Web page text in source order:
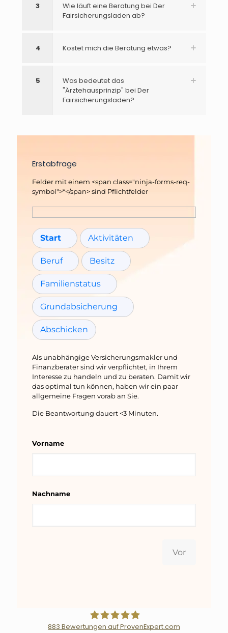
3
Wie läuft eine Beratung bei Der
Fairsicherungsladen ab?
4 Kostet mich die Beratung etwas?
5
Was bedeutet das
"Ärztehausprinzip" bei Der
Fairsicherungsladen?
Erstabfrage
Felder mit einem <span class="ninja-forms-req-
symbol">*</span> sind Pflichtfelder
Start Aktivitäten
Beruf Besitz
Familienstatus
Grundabsicherung
Abschicken
Als unabhängige Versicherungsmakler und
Finanzberater sind wir verpflichtet, in Ihrem
Interesse zu handeln und zu beraten. Damit wir
das optimal tun können, haben wir ein paar
allgemeine Fragen vorab an Sie.
Die Beantwortung dauert <3 Minuten.
Vorname
Nachname
883 Bewertungen auf ProvenExpert.com